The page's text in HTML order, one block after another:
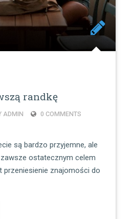
randkę
ADMIN 0 COMMENTS
są bardzo przyjemne, ale
ostatecznym celem
przeniesienie znajomości do